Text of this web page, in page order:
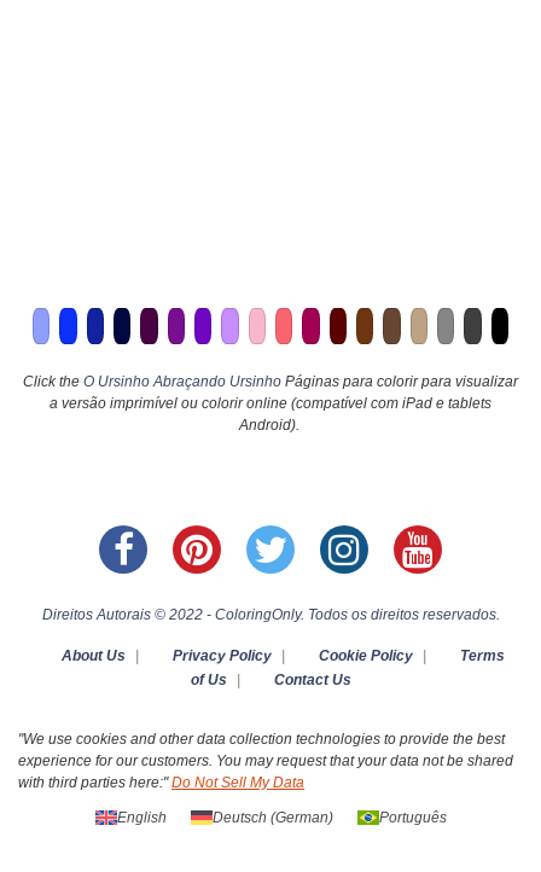
Click the O Ursinho Abraçando Ursinho Páginas para colorir para visualizar
a versão imprimível ou colorir online (compatível com iPad e tablets
Android).
Direitos Autorais © 2022 - ColoringOnly. Todos os direitos reservados.
About Us Privacy Policy Cookie Policy
Terms
of Us
Contact Us
"We use cookies and other data collection technologies to provide the best
experience for our customers. You may request that your data not be shared
with third parties here:"Do Not Sell My Data
English Deutsch (German) Português